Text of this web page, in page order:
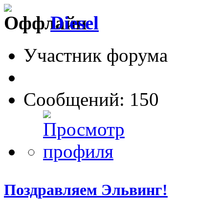
Diesel
Участник форума
Сообщений: 150
Поздравляем Эльвинг!